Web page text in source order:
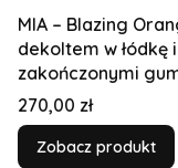
MIA – Blazing
dekoltem w
zakończonymi
Cena
270,00 zł
Zobacz produkt